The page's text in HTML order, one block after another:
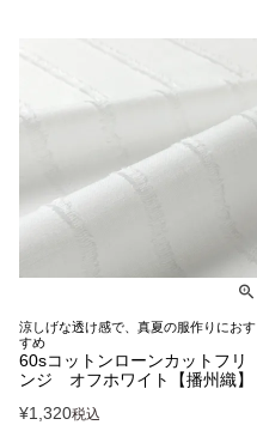
涼しげな透け感で、真夏の服作りにおす
すめ
60sコットンローンカットフリ
ンジ オフホワイト【播州織】
¥1,320税込